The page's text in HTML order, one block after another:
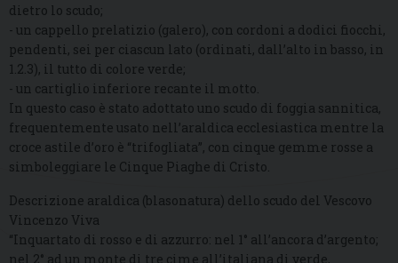
dietro lo scudo;
- un cappello prelatizio (galero), con cordoni a dodici fiocchi,
pendenti, sei per ciascun lato (ordinati, dall’alto in basso, in
1.2.3), il tutto di colore verde;
- un cartiglio inferiore recante il motto.
In questo caso è stato adottato uno scudo di foggia sannitica,
frequentemente usato nell’araldica ecclesiastica mentre la
croce astile d’oro è “trifogliata”, con cinque gemme rosse a
simboleggiare le Cinque Piaghe di Cristo.
Descrizione araldica (blasonatura) dello scudo del Vescovo
Vincenzo Viva
“Inquartato di rosso e di azzurro: nel 1° all’ancora d’argento;
nel 2° ad un monte di tre cime all’italiana di verde,